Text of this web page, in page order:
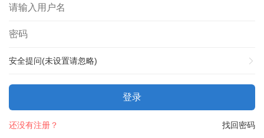
安全提问(未设置请忽略)
登录
找回密码
还没有注册？